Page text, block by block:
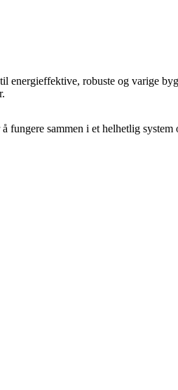
energieffektive, robuste og varige
sammen i et helhetlig system